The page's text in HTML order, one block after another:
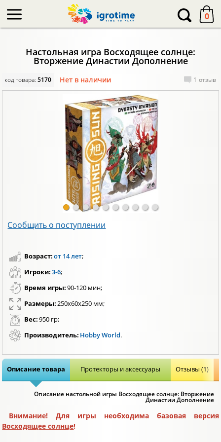
0
Настольная игра Восходящее солнце:
Вторжение Династии Дополнение
код товара:5170 Нет в наличии 1 отзыв
Сообщить о поступлении
Возраст:от 14 лет;
Игроки:3-6;
Время игры:90-120 мин;
Размеры:250х60х250 мм;
Вес:950 гр;
Производитель: Hobby World.
Описание товара Протекторы и аксессуары Отзывы (1)
Описание настольной игры Восходящее солнце: Вторжение
Династии Дополнение
Внимание! Для игры необходима базовая версия
Восходящее солнце!